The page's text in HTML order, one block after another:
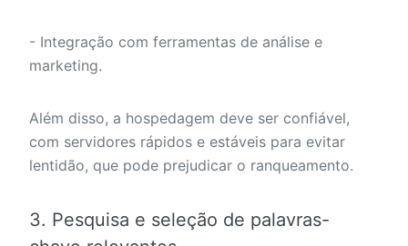
- Integração com ferramentas de análise e
marketing.
Além disso, a hospedagem deve ser confiável,
com servidores rápidos e estáveis para evitar
lentidão, que pode prejudicar o ranqueamento.
3. Pesquisa e seleção de palavras-